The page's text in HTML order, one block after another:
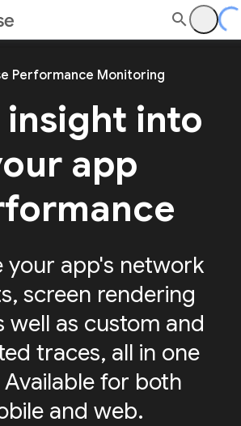
Performance Monitoring
insight into
app
your app's network
screen rendering
well as custom and
traces, all in one
for both
and web.